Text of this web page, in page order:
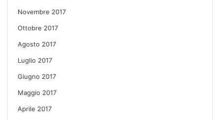
Novembre 2017
Ottobre 2017
Agosto 2017
Luglio 2017
Giugno 2017
Maggio 2017
Aprile 2017